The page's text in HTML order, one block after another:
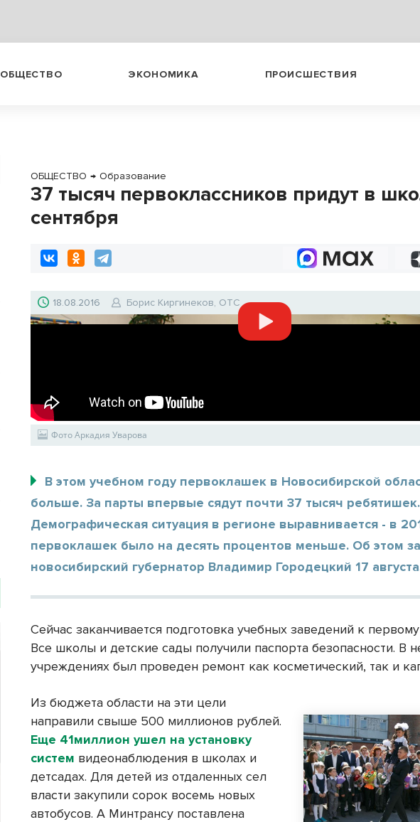
ОБЩЕСТВО ЭКОНОМИКА ПРОИСШЕСТВИЯ
ОБЩЕСТВО → Образование
37 тысяч первоклассников придут в
сентября
18.08.2016 Борис Киргинеков, ОТС
Фото Аркадия Уварова
В этом учебном году первоклашек в Новосибирской
больше. За парты впервые сядут почти 37 тысяч ребятишек.
Демографическая ситуация в регионе выравнивается - в
первоклашек было на десять процентов меньше. Об этом
новосибирский губернатор Владимир Городецкий 17
Сейчас заканчивается подготовка учебных заведений к
Все школы и детские сады получили паспорта безопасности. В
учреждениях был проведен ремонт как косметический, так и
Из бюджета области на эти цели
направили свыше 500 миллионов рублей.
Еще 41миллион ушел на установку
систем видеонаблюдения в школах и
детсадах. Для детей из отдаленных сел
власти закупили сорок восемь новых
автобусов. А Минтрансу поставлена